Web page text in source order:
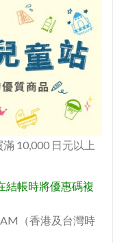
10,000 日元以上
結帳時將優惠碼複
（香港及台灣時